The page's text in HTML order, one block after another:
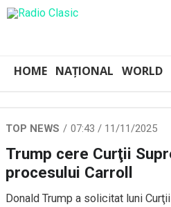
HOME NAȚIONAL WORLD
TOP NEWS 07:43 / 11/11/2025
Trump cere Curţii
procesului Carroll
Donald Trump a solicitat luni